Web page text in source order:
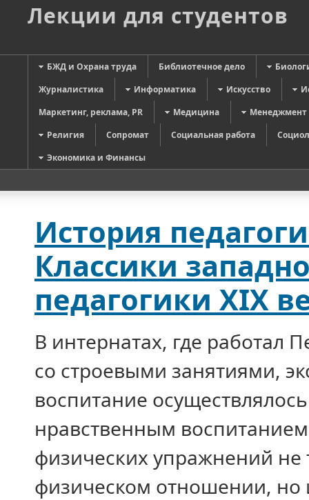
Лекции для студентов
БЖД и Охрана труда Библиотечное дело
Журналистика
Информатика Искусство
Маркетинг, реклама, PR
Медицина
Менеджмент
Религия
Сопромат Социальная работа
Экономика и Финансы
История
Классики
педагогики XIX
В интернатах, где работал
со строевыми занятиями,
воспитание
нравственным
физических упражнений не
физическом отношении, но